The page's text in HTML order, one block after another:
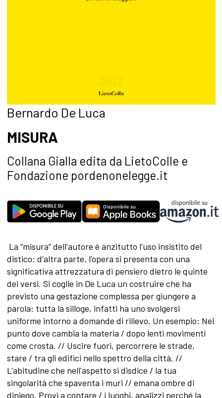
Bernardo De Luca
MISURA
Collana Gialla edita da LietoColle e
Fondazione pordenonelegge.it
La “misura” dell'autore è anzitutto l'uso insistito del
distico: d'altra parte, l'opera si presenta con una
significativa attrezzatura di pensiero dietro le quinte
dei versi. Si coglie in De Luca un costruire che ha
previsto una gestazione complessa per giungere a
parola: tutta la silloge, infatti ha uno svolgersi
uniforme intorno a domande di rilievo. Un esempio: Nel
punto dove cambia la materia / dopo lenti movimenti
come crosta. // Uscire fuori, percorrere le strade,
stare / tra gli edifici nello spettro della città. //
L'abitudine che nell'aspetto si disdice / la tua
singolarità che spaventa i muri // emana ombre di
diniego. Provi a contare / i luoghi, analizzi perché la